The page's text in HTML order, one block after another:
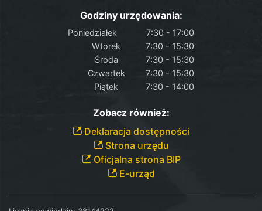
Godziny urzędowania:
Poniedziałek
7:30 - 17:00
Wtorek
7:30 - 15:30
Środa
7:30 - 15:30
Czwartek
7:30 - 15:30
Piątek
7:30 - 14:00
Zobacz również:
Deklaracja dostępności
Strona urzędu
Oficjalna strona BIP
E-urząd